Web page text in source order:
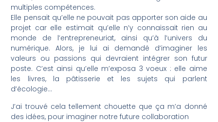
multiples compétences.
Elle pensait qu’elle ne pouvait pas apporter son aide au
projet car elle estimait qu’elle n’y connaissait rien au
monde de l’entrepreneuriat, ainsi qu’à l’univers du
numérique. Alors, je lui ai demandé d’imaginer les
valeurs ou passions qui devraient intégrer son futur
poste. C’est ainsi qu’elle m’exposa 3 voeux : elle aime
les livres, la pâtisserie et les sujets qui parlent
d’écologie…
J’ai trouvé cela tellement chouette que ça m’a donné
des idées, pour imaginer notre future collaboration